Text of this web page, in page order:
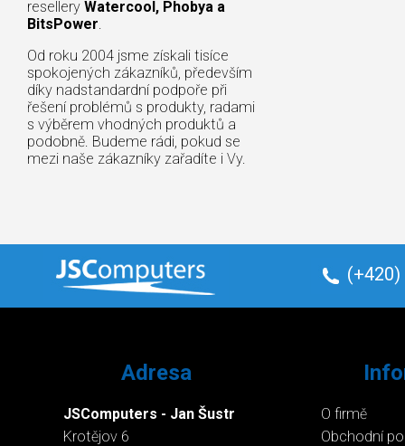
resellery Watercool, Phobya a
BitsPower.
Od roku 2004 jsme získali tisíce
spokojených zákazníků, především
díky nadstandardní podpoře při
řešení problémů s produkty, radami
s výběrem vhodných produktů a
podobně. Budeme rádi, pokud se
mezi naše zákazníky zařadíte i Vy.
(+420)
Adresa
JSComputers - Jan Šustr
Krotějov 6
O firmě
Obchodní